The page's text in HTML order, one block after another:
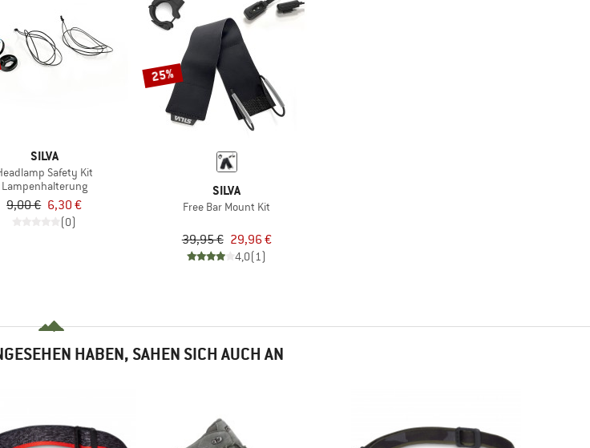
SILVA
Safety Kit
Lampenhalterung
9,00 € 6,30 €
(0)
25%
SILVA
Free Bar Mount Kit
39,95 € 29,96 €
4,0(1)
HABEN, SAHEN SICH AUCH AN